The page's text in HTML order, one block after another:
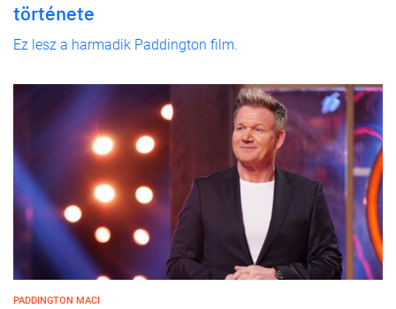
története
Ez lesz a harmadik Paddington film.
PADDINGTON MACI